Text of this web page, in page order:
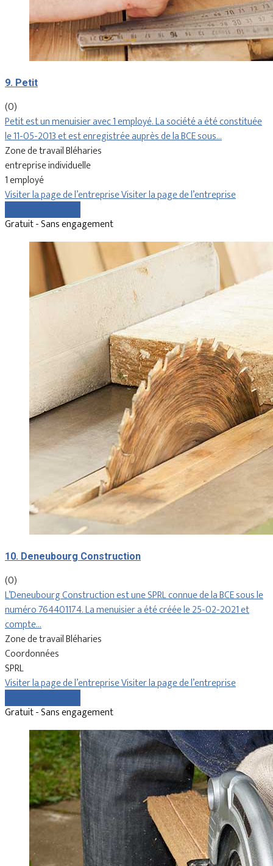
9. Petit
(0)
Petit est un menuisier avec 1 employé. La société a été constituée
le 11-05-2013 et est enregistrée auprès de la BCE sous…
Zone de travail Bléharies
entreprise individuelle
1 employé
Visiter la page de l’entrepriseVisiter la page de l’entreprise
Gratuit - Sans engagement
10. Deneubourg Construction
(0)
L’Deneubourg Construction est une SPRL connue de la BCE sous le
numéro 764401174. La menuisier a été créée le 25-02-2021 et
compte…
Zone de travail Bléharies
Coordonnées
SPRL
Visiter la page de l’entrepriseVisiter la page de l’entreprise
Gratuit - Sans engagement